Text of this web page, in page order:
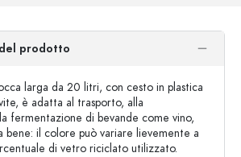
prodotto
larga da 20 litri, con cesto in plastica
è adatta al trasporto, alla
fermentazione di bevande come vino,
bene: il colore può variare lievemente a
di vetro riciclato utilizzato.